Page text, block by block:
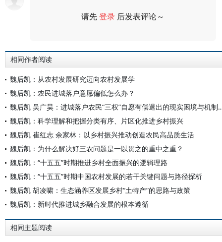
请先登录 后发表评论～
相同作者阅读
魏后凯：从农村发展研究迈向农村发展学
魏后凯：农民进城落户意愿偏低怎么办？
魏后凯 吴广昊：进城落户农
魏后凯：科学理解和把握分类有序、片区化推进乡村振兴
魏后凯 崔红志 余家林：以乡村振兴推动创造农民高品质生活
魏后凯：为什么解决好三农问题是一以贯之的重中之重？
魏后凯：“十五五”时期推进乡村全面振兴的逻辑理路
魏后凯：“十五五”时期中国农村发展的若干关键问题与路径探析
魏后凯 胡凌啸：生态涵养区发展乡村“土特产”的思路与政策
魏后凯：新时代推进城乡融合发展的根本遵循
相同主题阅读